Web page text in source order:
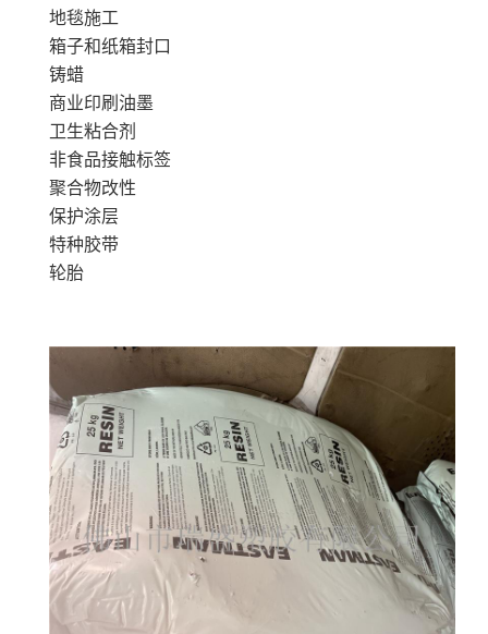
地毯施工
箱子和纸箱封口
铸蜡
商业印刷油墨
卫生粘合剂
非食品接触标签
聚合物改性
保护涂层
特种胶带
轮胎